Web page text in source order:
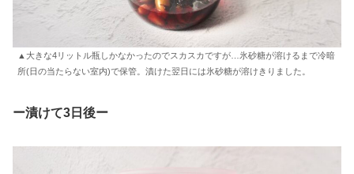
▲大きな4リットル瓶しかなかったのでスカスカですが…氷砂糖が溶けるまで冷暗
所(日の当たらない室内)で保管。漬けた翌日には氷砂糖が溶けきりました。
ー漬けて3日後ー